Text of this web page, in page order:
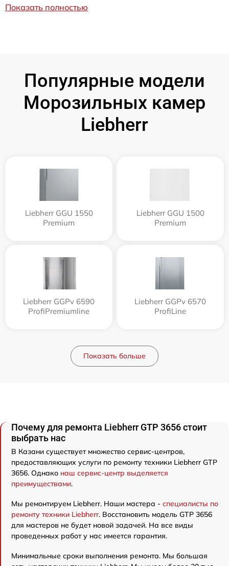
Показать полностью
Популярные модели
Морозильных камер
Liebherr
Liebherr GGU 1550
Premium
Liebherr GGU 1500
Premium
Liebherr GGPv 6590
ProfiPremiumline
Liebherr GGPv 6570
ProfiLine
Показать больше
Почему для ремонта Liebherr GTP 3656 стоит
выбрать нас
В Казани существует множество сервис-центров,
предоставляющих услуги по ремонту техники Liebherr GTP
3656. Однако наш сервис-центр выделяется
преимуществами.
Мы ремонтируем Liebherr. Наши мастера - специалисты по
ремонту техники Liebherr. Восстановить модель GTP 3656
для мастеров не будет новой задачей. На все виды
проведенных работ у нас имеется гарантия.
Минимальные сроки выполнения ремонта. Мы большая